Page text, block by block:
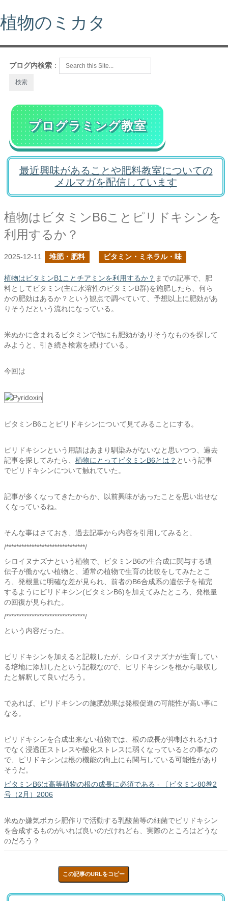
植物のミカタ
ブログ内検索 ：
プログラミング教室
最近興味があることや肥料教室についての
メルマガを配信しています
植物はビタミンB6ことピリドキシンを
利用するか？
2025-12-11 堆肥・肥料 ビタミン・ミネラル・味
植物はビタミンB1ことチアミンを利用するか？ までの記事で、肥
料としてビタミン(主に水溶性のビタミンB群)を施肥したら、何ら
かの肥効はあるか？という観点で調べていて、予想以上に肥効があ
りそうだという流れになっている。
米ぬかに含まれるビタミンで他にも肥効がありそうなものを探して
みようと、引き続き検索を続けている。
今回は
ビタミンB6ことピリドキシンについて見てみることにする。
ピリドキシンという用語はあまり馴染みがないなと思いつつ、過去
記事を探してみたら、 植物にとってビタミンB6とは？ という記事
でピリドキシンについて触れていた。
記事が多くなってきたからか、以前興味があったことを思い出せな
くなっているね。
そんな事はさておき、過去記事から内容を引用してみると、
/*******************************/
シロイヌナズナという植物で、ビタミンB6の生合成に関与する遺
伝子が働かない植物と、通常の植物で生育の比較をしてみたとこ
ろ、発根量に明確な差が見られ、前者のB6合成系の遺伝子を補完
するようにピリドキシン(ビタミンB6)を加えてみたところ、発根量
の回復が見られた。
/*******************************/
という内容だった。
ピリドキシンを加えると記載したが、シロイヌナズナが生育してい
る培地に添加したという記載なので、ピリドキシンを根から吸収し
たと解釈して良いだろう。
であれば、ピリドキシンの施肥効果は発根促進の可能性が高い事に
なる。
ピリドキシンを合成出来ない植物では、根の成長が抑制されるだけ
でなく浸透圧ストレスや酸化ストレスに弱くなっているとの事なの
で、ピリドキシンは根の機能の向上にも関与している可能性があり
そうだ。
ビタミンB6は高等植物の根の成長に必須である - 〔ビタミン80巻2
号（2月）2006
米ぬか嫌気ボカシ肥作りで活動する乳酸菌等の細菌でピリドキシン
を合成するものがいれば良いのだけれども、実際のところはどうな
のだろう？
この記事のURLをコピー